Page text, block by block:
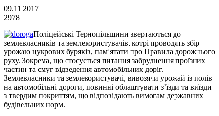
09.11.2017
2978
Поліцейські Тернопільщини звертаються до
землевласників та землекористувачів, котрі проводять збір
урожаю цукрових буряків, пам‘ятати про Правила дорожнього
руху. Зокрема, що стосується питання забруднення проїзних
частин та смуг відведення автомобільних доріг.
Землевласники та землекористувачі, вивозячи урожай із полів
на автомобільні дороги, повинні облаштувати з’їзди та виїзди
з твердим покриттям, що відповідають вимогам державних
будівельних норм.